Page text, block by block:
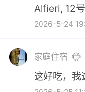
Alfieri, 12号
2026-5-24
家庭住宿
这好吃，我